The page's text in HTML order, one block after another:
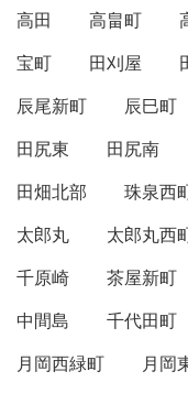
高田
高畠町
宝町
田刈屋
辰尾新町
辰巳町
田尻東
田尻南
田畑北部
珠泉西
太郎丸
太郎丸西
千原崎
茶屋新町
中間島
千代田町
月岡西緑町
月岡